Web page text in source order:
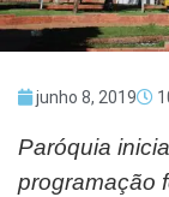
junho 8, 2019
Paróquia
programação